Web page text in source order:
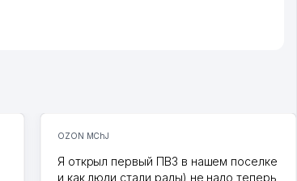
OZON MChJ
Я открыл первый ПВЗ в нашем поселке
и как люди стали рады) не надо теперь